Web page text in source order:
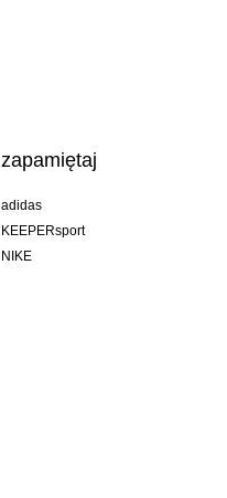
zapamiętaj
adidas
KEEPERsport
NIKE